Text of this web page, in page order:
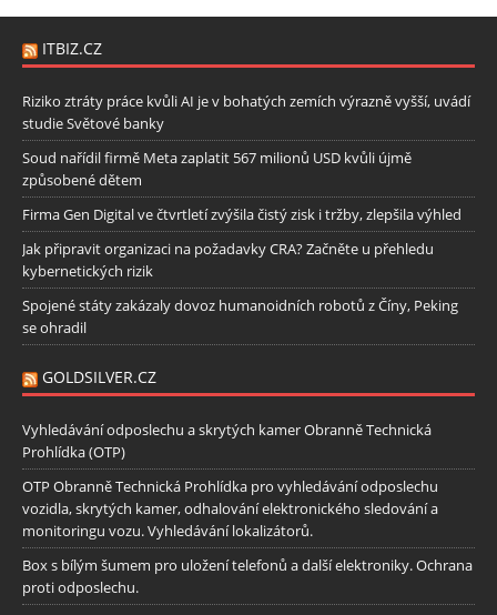
ITBIZ.CZ
Riziko ztráty práce kvůli AI je v bohatých zemích výrazně vyšší, uvádí
studie Světové banky
Soud nařídil firmě Meta zaplatit 567 milionů USD kvůli újmě
způsobené dětem
Firma Gen Digital ve čtvrtletí zvýšila čistý zisk i tržby, zlepšila výhled
Jak připravit organizaci na požadavky CRA? Začněte u přehledu
kybernetických rizik
Spojené státy zakázaly dovoz humanoidních robotů z Číny, Peking
se ohradil
GOLDSILVER.CZ
Vyhledávání odposlechu a skrytých kamer Obranně Technická
Prohlídka (OTP)
OTP Obranně Technická Prohlídka pro vyhledávání odposlechu
vozidla, skrytých kamer, odhalování elektronického sledování a
monitoringu vozu. Vyhledávání lokalizátorů.
Box s bílým šumem pro uložení telefonů a další elektroniky. Ochrana
proti odposlechu.